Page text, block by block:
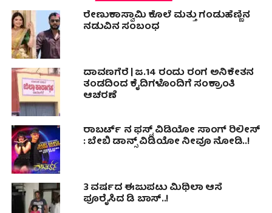
ರೇಣುಕಾಸ್ವಾಮಿ ಕೊಲೆ ಮತ್ತು ಗಂಡುಹೆಣ್ಣಿನ
ನಡುವಿನ ಸಂಬಂಧ
ದಾವಣಗೆರೆ | ಜ.14 ರಂದು ರಂಗ ಅನಿಕೇತನ
ತಂಡದಿಂದ ಕೈದಿಗಳೊಂದಿಗೆ ಸಂಕ್ರಾಂತಿ
ಆಚರಣೆ
ರಾಬರ್ಟ್ ನ ಫಸ್ಟ್ ವಿಡಿಯೋ ಸಾಂಗ್ ರಿಲೀಸ್
: ಬೇಬಿ ಡಾನ್ಸ್ ವಿಡಿಯೋ ನೀವೂ ನೋಡಿ..!
3 ವರ್ಷದ ಈಜುಪಟು ಮಿಥಿಲಾ ಆಸೆ
ಪೂರೈಸಿದ ಡಿ ಬಾಸ್..!